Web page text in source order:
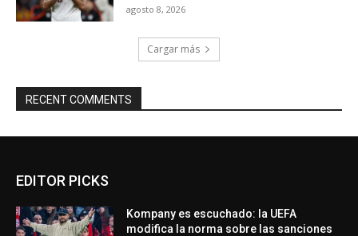
agosto 8, 2026
Cargar más
RECENT COMMENTS
EDITOR PICKS
Kompany es escuchado: la UEFA
modifica la norma sobre las sanciones